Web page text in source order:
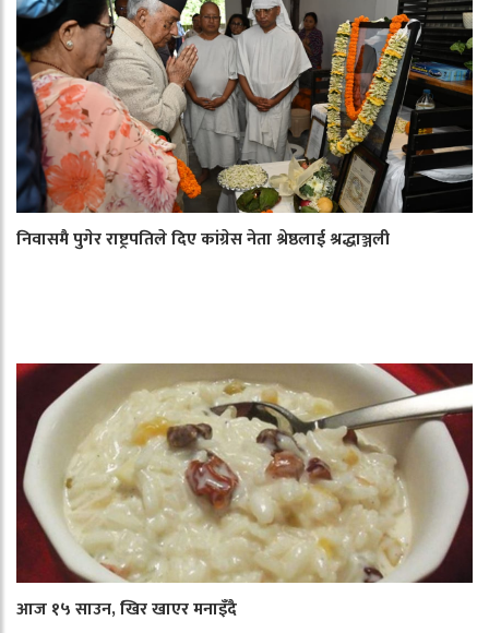
निवासमै पुगेर राष्ट्रपतिले दिए कांग्रेस नेता श्रेष्ठलाई श्रद्धाञ्जली
आज १५ साउन, खिर खाएर मनाइँदै